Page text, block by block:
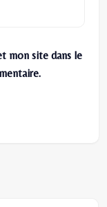
mon site dans le